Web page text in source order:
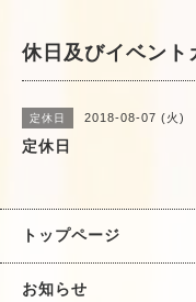
休日及びイベント
定休日 2018-08-07 (火)
定休日
トップページ
お知らせ